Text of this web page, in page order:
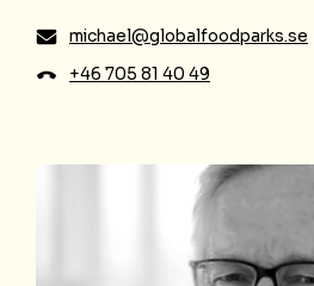
michael@globalfoodparks.se
+46 705 81 40 49